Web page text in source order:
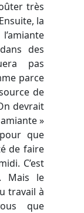
très
la
des
pas
parce
de
devrait
»
que
de faire
C’est
Mais le
travail à
que